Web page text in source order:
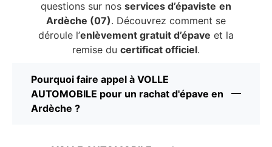
questions sur nos services d’épaviste en
Ardèche (07). Découvrez comment se
déroule l’enlèvement gratuit d’épave et la
remise du certificat officiel.
Pourquoi faire appel à VOLLE
AUTOMOBILE pour un rachat d'épave en
Ardèche ?